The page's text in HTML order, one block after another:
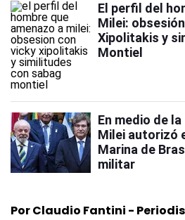
El perfil del
Milei:
Xipolitakis y
Montiel
En medio de
Milei autorizó
Marina de
militar
Por Claudio Fantini -